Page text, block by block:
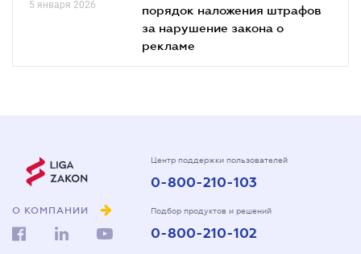
5 января 2026
порядок наложения штрафов
за нарушение закона о
рекламе
О КОМПАНИИ
Центр поддержки пользователей
0-800-210-103
Подбор продуктов и решений
0-800-210-102